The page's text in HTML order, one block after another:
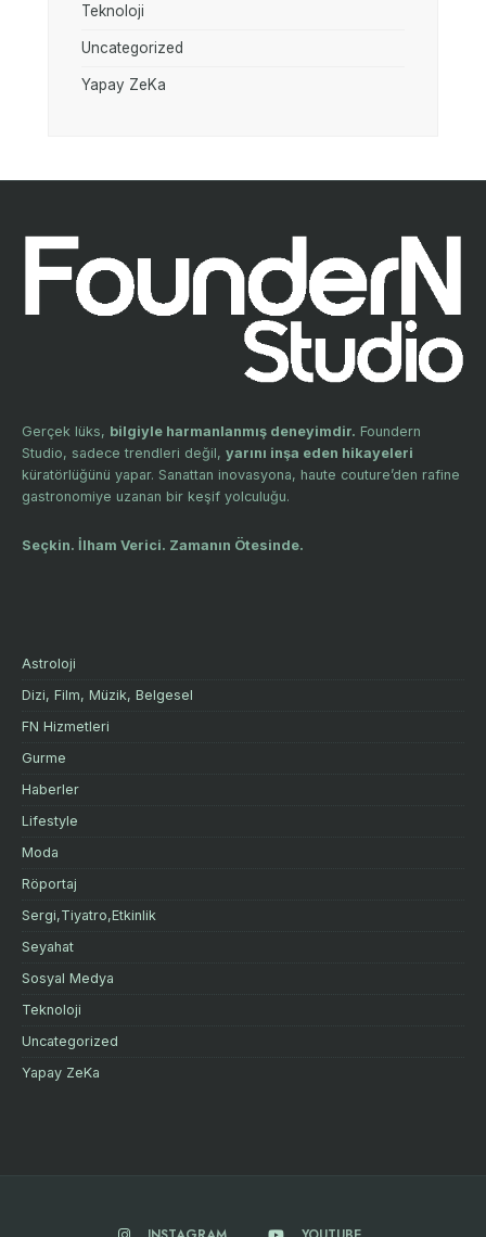
Teknoloji
Uncategorized
Yapay ZeKa
Gerçek lüks, bilgiyle harmanlanmış deneyimdir. Foundern
Studio, sadece trendleri değil, yarını inşa eden hikayeleri
küratörlüğünü yapar. Sanattan inovasyona, haute couture’den rafine
gastronomiye uzanan bir keşif yolculuğu.
Seçkin. İlham Verici. Zamanın Ötesinde.
Astroloji
Dizi, Film, Müzik, Belgesel
FN Hizmetleri
Gurme
Haberler
Lifestyle
Moda
Röportaj
Sergi,Tiyatro,Etkinlik
Seyahat
Sosyal Medya
Teknoloji
Uncategorized
Yapay ZeKa